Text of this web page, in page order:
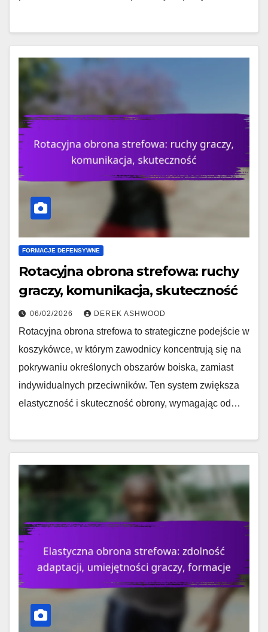
FORMACJE DEFENSYWNE
Rotacyjna obrona strefowa: ruchy
graczy, komunikacja, skuteczność
06/02/2026 DEREK ASHWOOD
Rotacyjna obrona strefowa to strategiczne podejście w
koszykówce, w którym zawodnicy koncentrują się na
pokrywaniu określonych obszarów boiska, zamiast
indywidualnych przeciwników. Ten system zwiększa
elastyczność i skuteczność obrony, wymagając od…